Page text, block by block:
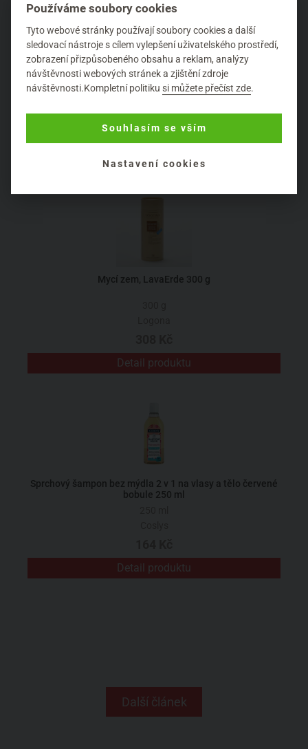
Že hnědá henna Henne Color chytá luxusní čokoládovou
barvu bez červených odlesků. A za to jí tleskáme!
ŽeCoslys šamponypřekvapí nejen krásnou vůní, ale i tím,
jak si poradí i s mastnými vlasy.
Takové testování kosmetiky je zodpovědná a vážná věc,
ale společnými silami to zvládáme. Těžko však říct, jestli
Mycí zem, LavaErde 300 g
Detail produktu
Sprchový šampon bez mýdla 2 v 1 na vlasy a tělo červené
bobule 250 ml
Detail produktu
Další článek
Používáme soubory cookies
Tyto webové stránky používají soubory cookies a další
sledovací nástroje s cílem vylepšení uživatelského prostředí,
zobrazení přizpůsobeného obsahu a reklam, analýzy
návštěvnosti webových stránek a zjištění zdroje
návštěvnosti.Kompletní politikusi můžete přečíst zde.
Souhlasím se vším
Nastavení cookies